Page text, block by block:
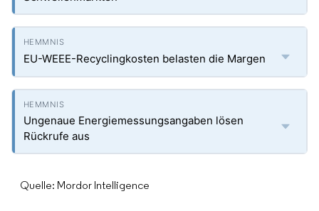
EU-WEEE-Recyclingkosten belasten die Margen
Ungenaue Energiemessungsangaben lösen
Rückrufe aus
Quelle: Mordor Intelligence